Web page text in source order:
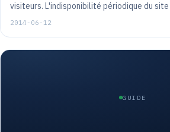
visiteurs. L'indisponibilité périodique du site
influence même sur ses positions dans les
mécontents de tels "accidents"...
2014-06-12
GUIDE